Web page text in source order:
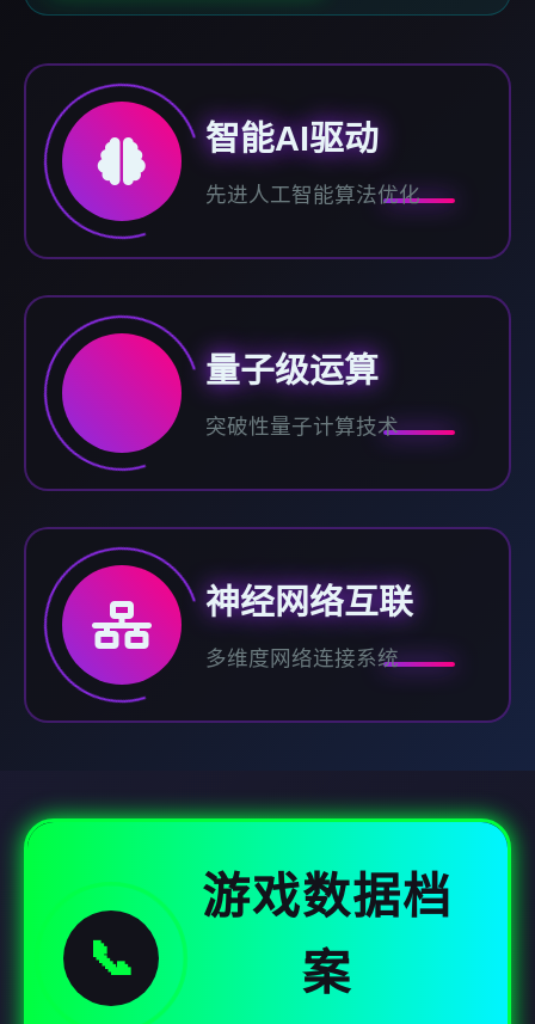
智能AI驱动
先进人工智能算法优化
量子级运算
突破性量子计算技术
神经网络互联
多维度网络连接系统
📞
游戏数据档
案